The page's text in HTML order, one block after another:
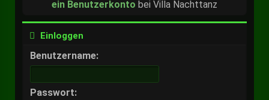
ein Benutzerkonto bei Villa Nachttanz
Einloggen
Benutzername:
Passwort: